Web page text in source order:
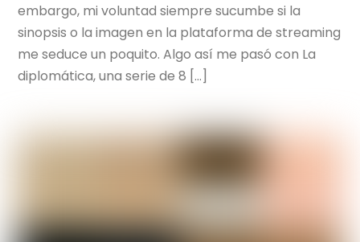
embargo, mi voluntad siempre sucumbe si la
sinopsis o la imagen en la plataforma de streaming
me seduce un poquito. Algo así me pasó con La
diplomática, una serie de 8 […]